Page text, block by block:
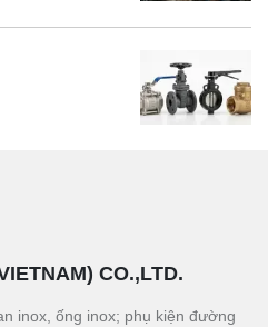
CO.,LTD.
inox, ống inox; phụ kiện đường